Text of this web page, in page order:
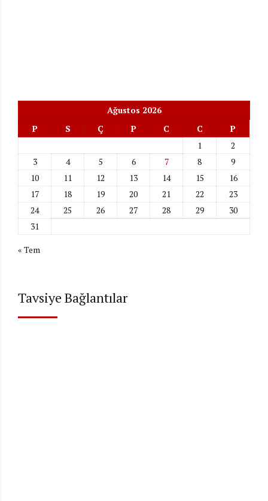
Ağustos 2026
P
S Ç P C C
P
1
2
3
4 5 6 7 8
9
10
11 12 13 14 15
16
17
18 19 20 21 22
23
24
25 26 27 28 29
30
31
« Tem
Tavsiye Bağlantılar